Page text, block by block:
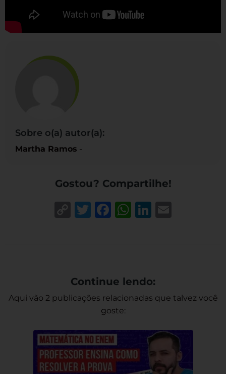
Sobre o(a) autor(a):
Martha Ramos -
Gostou? Compartilhe!
CopyTwitter
Facebook
WhatsApp
LinkedIn
Continue lendo:
Aqui vão 2 publicações relacionadas que talvez você
goste: